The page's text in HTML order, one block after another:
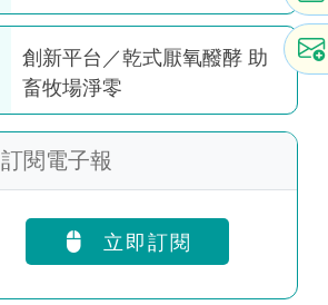
創新平台／乾式厭氧醱酵 助
畜牧場淨零
訂閱電子報
立即訂閱